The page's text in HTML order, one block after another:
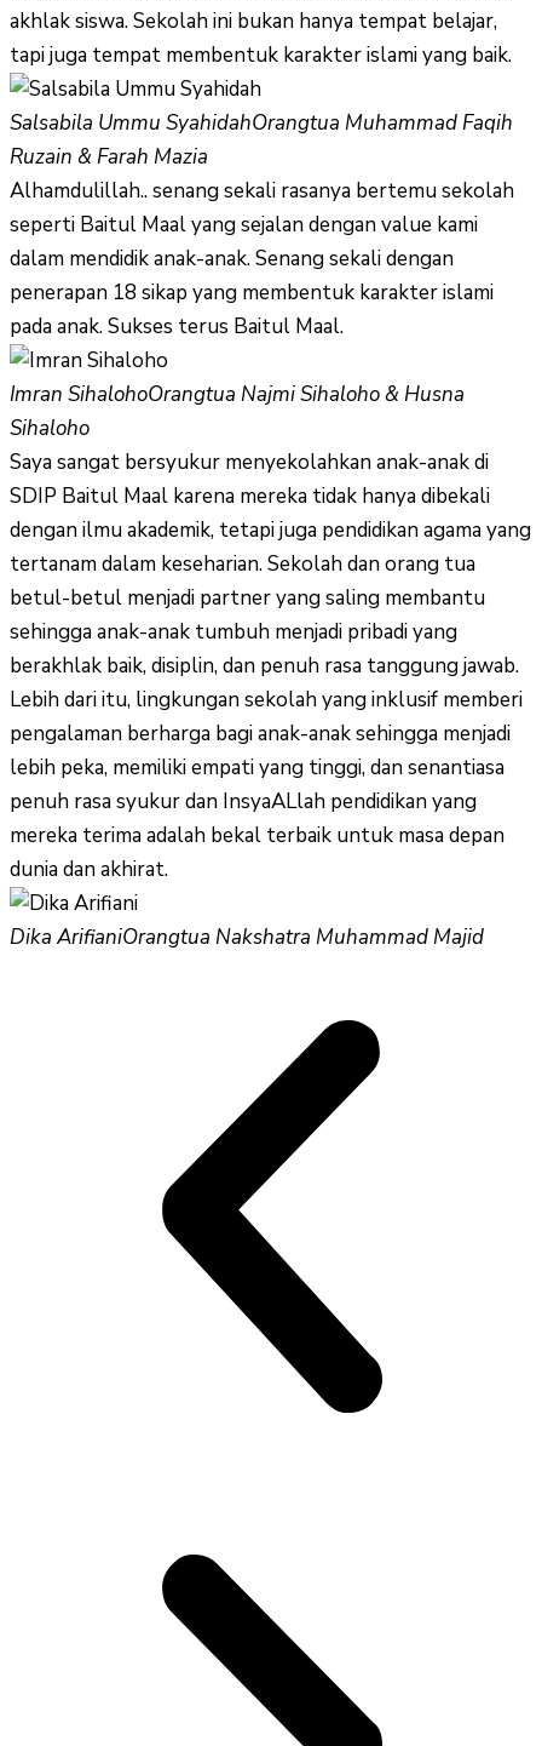
akhlak siswa. Sekolah ini bukan hanya tempat belajar,
tapi juga tempat membentuk karakter islami yang baik.
Salsabila Ummu SyahidahOrangtua Muhammad Faqih
Ruzain & Farah Mazia
Alhamdulillah.. senang sekali rasanya bertemu sekolah
seperti Baitul Maal yang sejalan dengan value kami
dalam mendidik anak-anak. Senang sekali dengan
penerapan 18 sikap yang membentuk karakter islami
pada anak. Sukses terus Baitul Maal.
Imran SihalohoOrangtua Najmi Sihaloho & Husna
Sihaloho
Saya sangat bersyukur menyekolahkan anak-anak di
SDIP Baitul Maal karena mereka tidak hanya dibekali
dengan ilmu akademik, tetapi juga pendidikan agama yang
tertanam dalam keseharian. Sekolah dan orang tua
betul-betul menjadi partner yang saling membantu
sehingga anak-anak tumbuh menjadi pribadi yang
berakhlak baik, disiplin, dan penuh rasa tanggung jawab.
Lebih dari itu, lingkungan sekolah yang inklusif memberi
pengalaman berharga bagi anak-anak sehingga menjadi
lebih peka, memiliki empati yang tinggi, dan senantiasa
penuh rasa syukur dan InsyaALlah pendidikan yang
mereka terima adalah bekal terbaik untuk masa depan
dunia dan akhirat.
Dika ArifianiOrangtua Nakshatra Muhammad Majid